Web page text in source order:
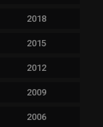
2018
2015
2012
2009
2006